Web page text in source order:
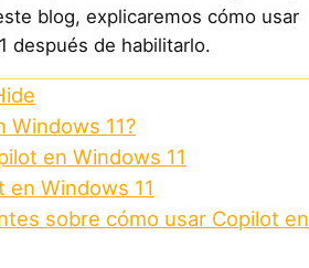
blog, explicaremos cómo usar
después de habilitarlo.
Windows 11?
en Windows 11
en Windows 11
sobre cómo usar Copilot en